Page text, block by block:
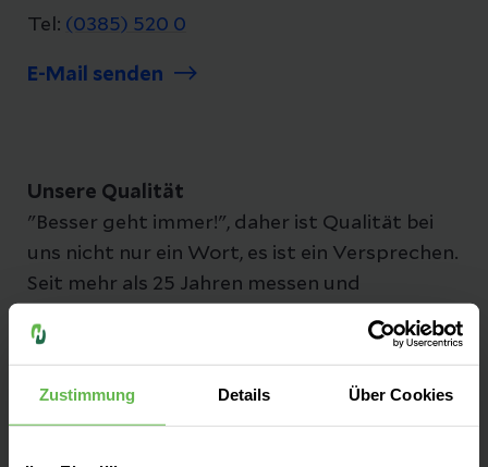
Zustimmung Details Über Cookies
Tel: (0385) 520 0
E-Mail senden
Unsere Qualität
"Besser geht immer!", daher ist Qualität bei
uns nicht nur ein Wort, es ist ein Versprechen.
Seit mehr als 25 Jahren messen und
bestmöglich und sicher behandelt werden.
Zu unseren Qualitätszahlen